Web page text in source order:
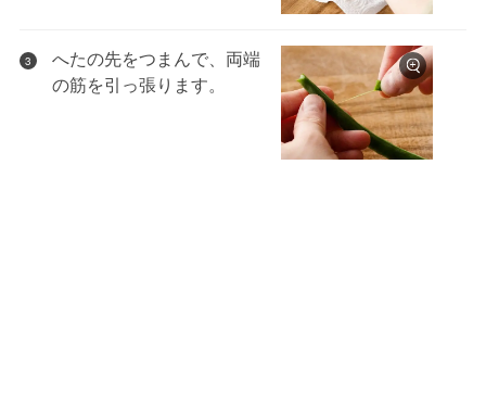
3
へたの先をつまんで、両端
の筋を引っ張ります。